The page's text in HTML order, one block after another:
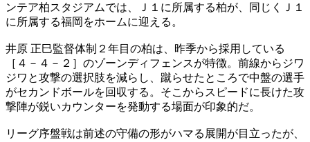
ンテア柏スタジアムでは、Ｊ１に所属する柏が、同じくＪ１
に所属する福岡をホームに迎える。
井原 正巳監督体制２年目の柏は、昨季から採用している
［４－４－２］のゾーンディフェンスが特徴。前線からジワ
ジワと攻撃の選択肢を減らし、蹴らせたところで中盤の選手
がセカンドボールを回収する。そこからスピードに長けた攻
撃陣が鋭いカウンターを発動する場面が印象的だ。
リーグ序盤戦は前述の守備の形がハマる展開が目立ったが、